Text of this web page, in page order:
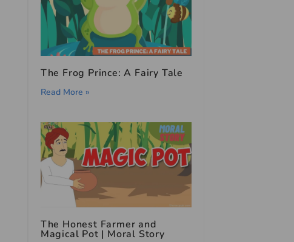
The Frog Prince: A Fairy Tale
Read More »
The Honest Farmer and
Magical Pot | Moral Story